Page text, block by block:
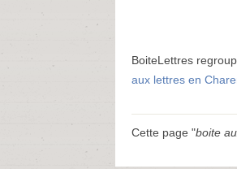
BoiteLettres
aux lettres en
Cette page "boite